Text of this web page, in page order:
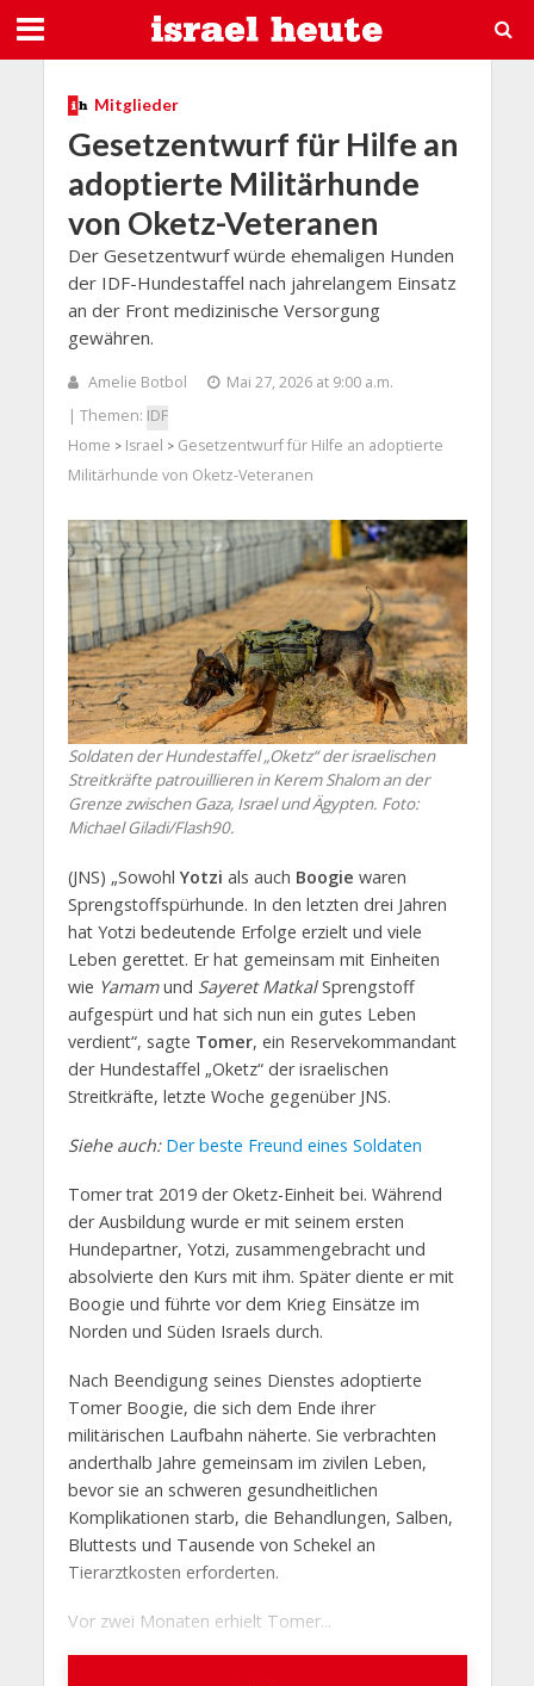
Mitglieder
Gesetzentwurf für Hilfe an
adoptierte Militärhunde
von Oketz-Veteranen
Der Gesetzentwurf würde ehemaligen Hunden
der IDF-Hundestaffel nach jahrelangem Einsatz
an der Front medizinische Versorgung
gewähren.
Amelie Botbol
Mai 27, 2026 at 9:00 a.m.
| Themen: IDF
Home > Israel > Gesetzentwurf für Hilfe an adoptierte
Militärhunde von Oketz-Veteranen
Soldaten der Hundestaffel „Oketz“ der israelischen
Streitkräfte patrouillieren in Kerem Shalom an der
Grenze zwischen Gaza, Israel und Ägypten. Foto:
Michael Giladi/Flash90.
(JNS) „SowohlYotzi als auch Boogie waren
Sprengstoffspürhunde. In den letzten drei Jahren
hat Yotzi bedeutende Erfolge erzielt und viele
Leben gerettet. Er hat gemeinsam mit Einheiten
wie Yamamund Sayeret MatkalSprengstoff
aufgespürt und hat sich nun ein gutes Leben
verdient“, sagte Tomer, ein Reservekommandant
der Hundestaffel „Oketz“ der israelischen
Streitkräfte, letzte Woche gegenüber JNS.
Siehe auch: Der beste Freund eines Soldaten
Tomer trat 2019 der Oketz-Einheit bei. Während
der Ausbildung wurde er mit seinem ersten
Hundepartner, Yotzi, zusammengebracht und
absolvierte den Kurs mit ihm. Später diente er mit
Boogie und führte vor dem Krieg Einsätze im
Norden und Süden Israels durch.
Nach Beendigung seines Dienstes adoptierte
Tomer Boogie, die sich dem Ende ihrer
militärischen Laufbahn näherte. Sie verbrachten
anderthalb Jahre gemeinsam im zivilen Leben,
bevor sie an schweren gesundheitlichen
Komplikationen starb, die Behandlungen, Salben,
Bluttests und Tausende von Schekel an
Tierarztkosten erforderten.
Vor zwei Monaten erhielt Tomer...